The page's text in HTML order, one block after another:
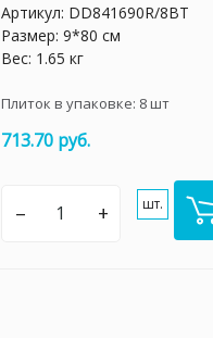
Артикул: DD841690R/8BT
Размер: 9*80 см
Вес: 1.65 кг
Плиток в упаковке: 8шт
713.70 руб.
– + шт.